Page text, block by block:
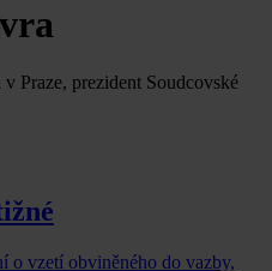
v Praze, prezident Soudcovské
o vzetí obviněného do vazby,